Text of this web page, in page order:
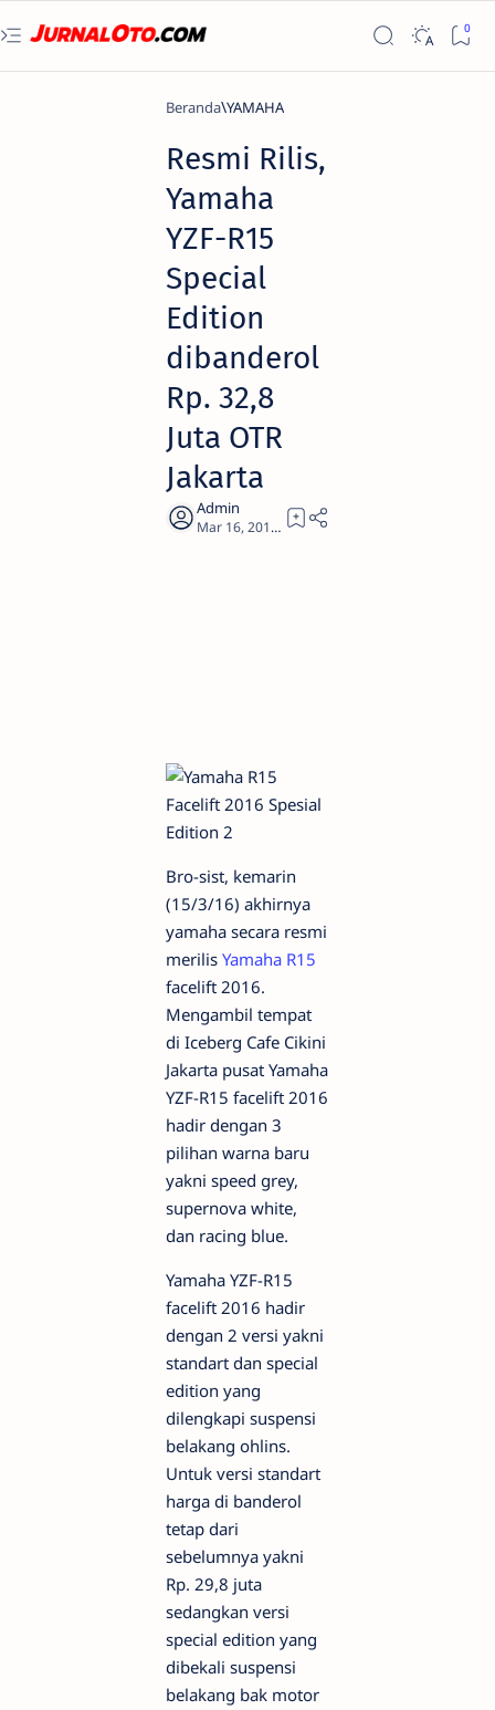
Beranda YAMAHA
Resmi Rilis,
Yamaha
YZF-R15
Special
Edition
dibanderol
Rp. 32,8
Juta OTR
Jakarta
1
Bro-sist, kemarin
(15/3/16) akhirnya
yamaha secara resmi
merilis Yamaha R15
facelift 2016.
Mengambil tempat
di Iceberg Cafe Cikini
Jakarta pusat Yamaha
YZF-R15 facelift 2016
hadir dengan 3
pilihan warna baru
yakni speed grey,
supernova white,
dan racing blue.
Yamaha YZF-R15
facelift 2016 hadir
dengan 2 versi yakni
standart dan special
edition yang
dilengkapi suspensi
belakang ohlins.
Untuk versi standart
harga di banderol
tetap dari
sebelumnya yakni
Rp. 29,8 juta
sedangkan versi
special edition yang
dibekali suspensi
belakang bak motor